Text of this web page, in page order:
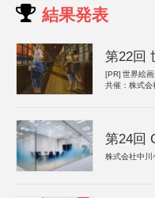
結果発表
第22回
[PR] 世界絵
共催：株式会
第24回
株式会社中川